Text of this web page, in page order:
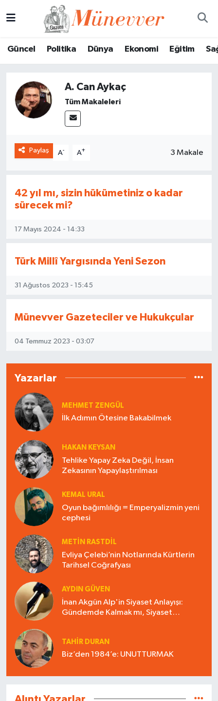
Güncel Politika Dünya Ekonomi Eğitim
A. Can Aykaç
Tüm Makaleleri
Paylaş A- A+ 3 Makale
42 yıl mı, sizin hükümetiniz o kadar
sürecek mi?
17 Mayıs 2024 - 14:33
Türk Millî Yargısında Yeni Sezon
31 Ağustos 2023 - 15:45
Münevver Gazeteciler ve Hukukçular
04 Temmuz 2023 - 03:07
Yazarlar
MEHMET ZENGÜL
İlk Adımın Ötesine Bakabilmek
HAKAN KEYSAN
Tehlike Yapay Zeka Değil, İnsan
Zekasının Yapaylaştırılması
KEMAL URAL
Oyun bağımlılığı = Emperyalizmin yeni
cephesi
METIN RASTDIL
Evliya Çelebi’nin Notlarında Kürtlerin
Tarihsel Coğrafyası
AYDIN GÜVEN
İnan Akgün Alp'in Siyaset Anlayışı:
Gündemde Kalmak mı, Siyaset
TAHIR DURAN
Biz’den 1984’e: UNUTTURMAK
Alıntı Yazarlar
Dünya
Ekonomi
Sağlık
Spor
Trafik Durumu
Süper Lig Puan Durumu ve Fikstür
Son Dakika Haberleri